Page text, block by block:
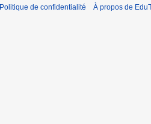
Politique de confidentialité À propos de